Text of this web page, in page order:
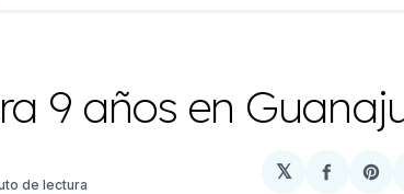
9 años en
de lectura
𝕏